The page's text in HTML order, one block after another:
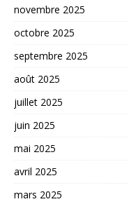
novembre 2025
octobre 2025
septembre 2025
août 2025
juillet 2025
juin 2025
mai 2025
avril 2025
mars 2025